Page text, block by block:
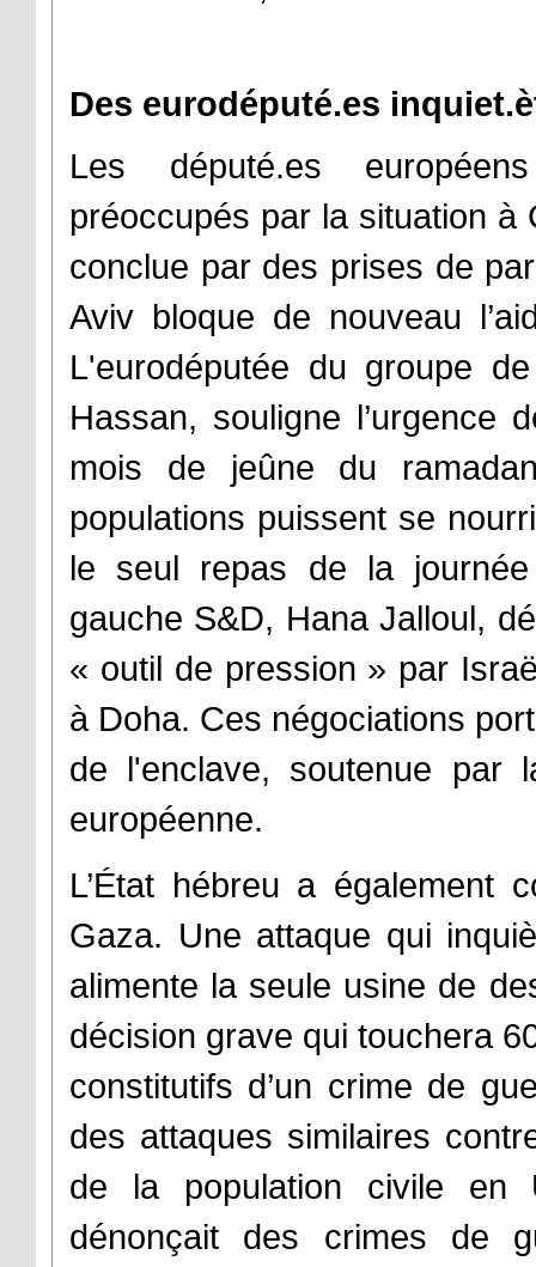
Des eurodéputé.es
Les député.es
préoccupés par la situation à
conclue par des prises de
Aviv bloque de nouveau
L'eurodéputée du groupe
Hassan, souligne l’urgence
mois de jeûne du
populations puissent se
le seul repas de la journée
gauche S&D, Hana Jalloul,
« outil de pression » par
à Doha. Ces négociations
de l'enclave, soutenue par
européenne.
L’État hébreu a également
Gaza. Une attaque qui
alimente la seule usine de
décision grave qui touchera
constitutifs d’un crime de
des attaques similaires
de la population civile en
dénonçait des crimes de